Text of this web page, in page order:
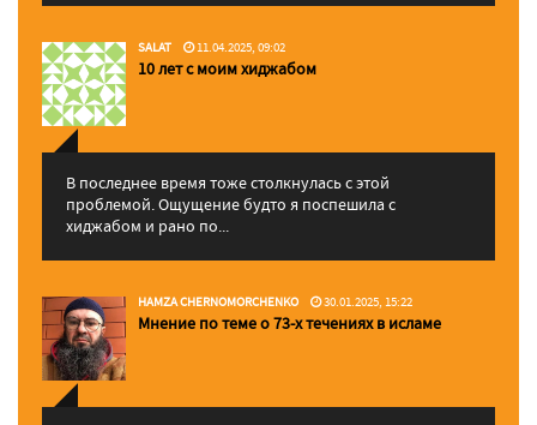
SALAT 11.04.2025, 09:02
10 лет с моим хиджабом
В последнее время тоже столкнулась с этой
проблемой. Ощущение будто я поспешила с
хиджабом и рано по...
HAMZA CHERNOMORCHENKO 30.01.2025, 15:22
Мнение по теме о 73-х течениях в исламе